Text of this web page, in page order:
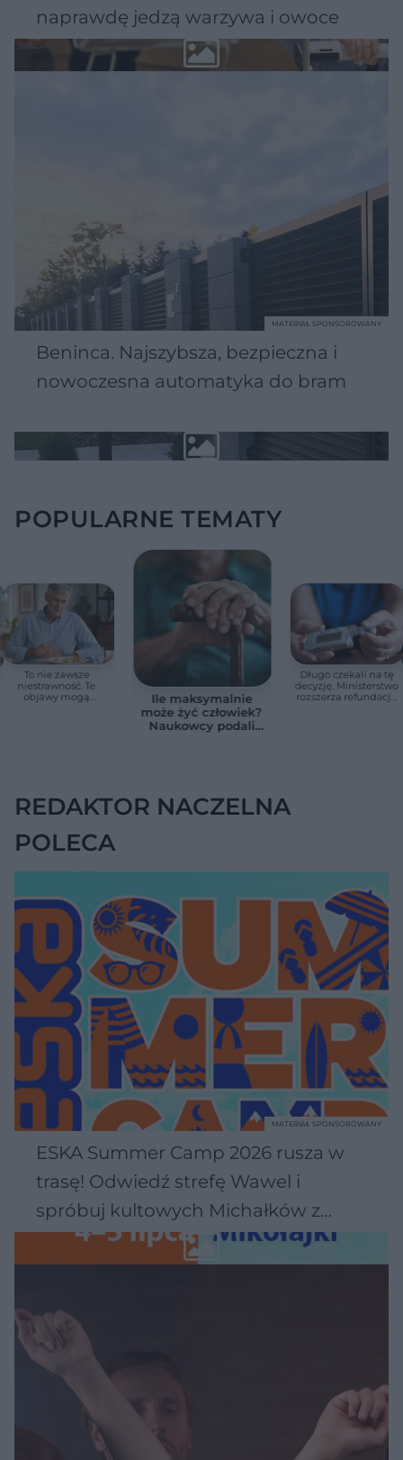
naprawdę jedzą warzywa i owoce
Beninca. Najszybsza, bezpieczna i
nowoczesna automatyka do bram
MATERIAŁ SPONSOROWANY
POPULARNE TEMATY
To nie zawsze
niestrawność. Te
objawy mogą
Ile maksymalnie
może żyć człowiek?
Naukowcy podali
Długo czekali na tę
decyzję. Ministerstwo
rozszerza refundację
REDAKTOR NACZELNA
POLECA
ESKA Summer Camp 2026 rusza w
trasę! Odwiedź strefę Wawel i
spróbuj kultowych Michałków z
Wawelu
MATERIAŁ SPONSOROWANY